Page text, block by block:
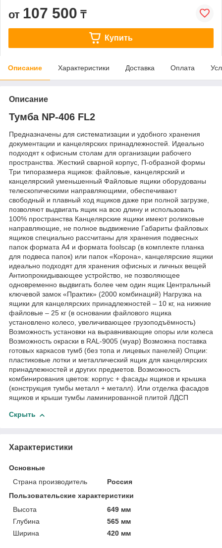
от 107 500 ₸
Купить
Описание Характеристики Доставка Оплата
Описание
Тумба NP-406 FL2
Предназначены для систематизации и удобного хранения
документации и канцелярских принадлежностей. Идеально
подходят к офисным столам для организации рабочего
пространства. Жесткий сварной корпус, П-образной формы
Три типоразмера ящиков: файловые, канцелярский и
канцелярский уменьшенный Файловые ящики оборудованы
телескопическими направляющими, обеспечивают
свободный и плавный ход ящиков даже при полной загрузке,
позволяют выдвигать ящик на всю длину и использовать
100% пространства Канцелярские ящики имеют роликовые
направляющие, не полное выдвижение Габариты файловых
ящиков специально рассчитаны для хранения подвесных
папок формата А4 и формата foolscap (в комплекте планка
для подвеса папок) или папок «Корона», канцелярские ящики
идеально подходят для хранения офисных и личных вещей
Антиопрокидывающее устройство, не позволяющее
одновременно выдвигать более чем один ящик Центральный
ключевой замок «Практик» (2000 комбинаций) Нагрузка на
ящики для канцелярских принадлежностей – 10 кг, на нижние
файловые – 25 кг (в основании файлового ящика
установлено колесо, увеличивающее грузоподъёмность)
Возможность установки на выравнивающие опоры или колеса
Возможность окраски в RAL-9005 (муар) Возможна поставка
готовых каркасов тумб (без топа и лицевых панелей) Опции:
пластиковые лотки и металлический ящик для канцелярских
принадлежностей и других предметов. Возможность
комбинирования цветов: корпус + фасады ящиков и крышка
(конструкция тумбы металл + металл). Или отделка фасадов
ящиков и крыши тумбы ламинированной плитой ЛДСП
Скрыть
Характеристики
Основные
Страна производитель
Россия
Пользовательские характеристики
Высота
649 мм
Глубина
565 мм
Ширина
420 мм